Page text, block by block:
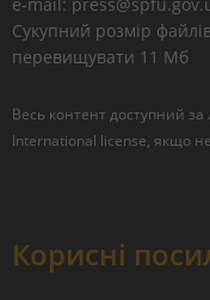
Сукупний розмір
перевищувати 11 Мб
Весь контент доступний за
International license, якщо
Корисні